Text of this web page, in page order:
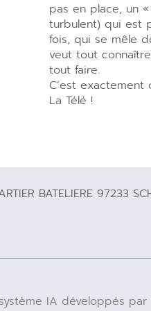
pas en place, un
turbulent) qui est
fois, qui se mêle
veut tout
tout faire.
C’est exactement
La Télé !
BATELIERE 97233
IA développés par